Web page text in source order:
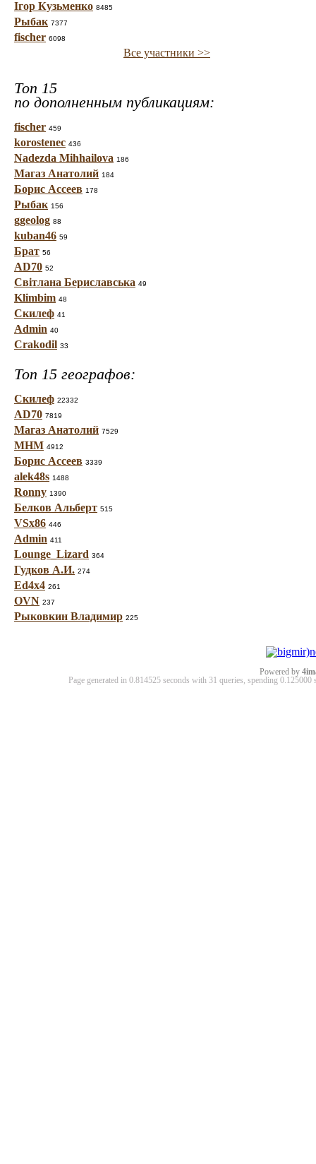
Ігор Кузьменко 8485
Рыбак 7377
fischer 6098
Все участники >>
Топ 15
по дополненным публикациям:
fischer 459
korostenec 436
Nadezda Mihhailova 186
Магаз Анатолий 184
Борис Ассеев 178
Рыбак 156
ggeolog 88
kuban46 59
Брат 56
AD70 52
Світлана Бериславська 49
Klimbim 48
Скилеф 41
Admin 40
Crakodil 33
Топ 15 географов:
Скилеф 22332
AD70 7819
Магаз Анатолий 7529
МНМ 4912
Борис Ассеев 3339
alek48s 1488
Ronny 1390
Белков Альберт 515
VSx86 446
Admin 411
Lounge_Lizard 364
Гудков А.И. 274
Ed4x4 261
OVN 237
Рыковкин Владимир 225
Powered by
Page generated in 0.814525 seconds with 31 queries, spending